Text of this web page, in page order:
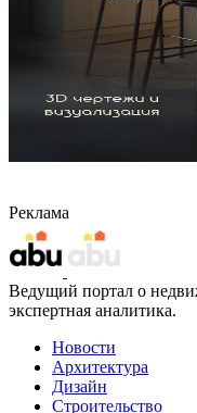
Реклама
Ведущий портал о
экспертная аналитика.
Новости
Архитектура
Дизайн
Строительство